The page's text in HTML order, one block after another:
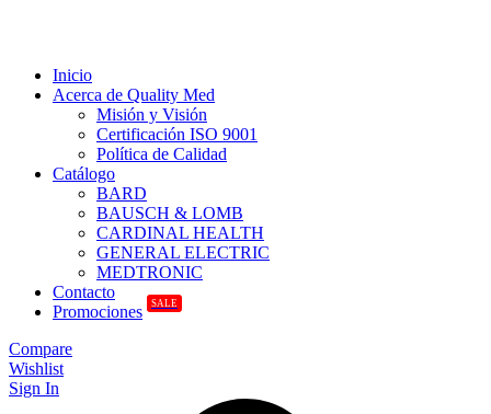
Inicio
Acerca de Quality Med
Misión y Visión
Certificación ISO 9001
Política de Calidad
Catálogo
BARD
BAUSCH & LOMB
CARDINAL HEALTH
GENERAL ELECTRIC
MEDTRONIC
Contacto
Promociones
SALE
Compare
Wishlist
Sign In